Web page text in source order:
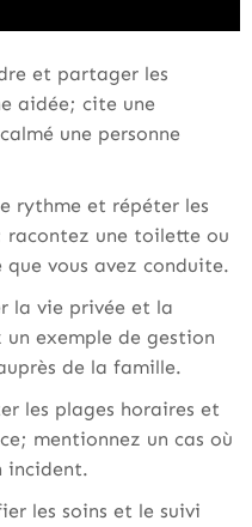
et partager les
aidée; cite une
une personne
rythme et répéter les
racontez une toilette ou
vous avez conduite.
la vie privée et la
exemple de gestion
de la famille.
les plages horaires et
mentionnez un cas où
incident.
les soins et le suivi